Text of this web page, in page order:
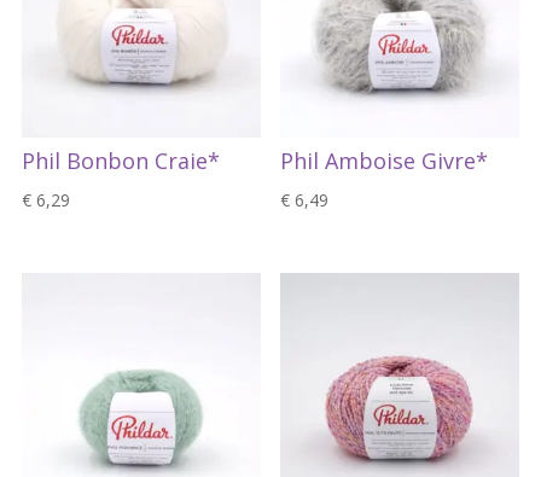
Phil Bonbon Craie*
€6,29
Phil Amboise Givre*
€ 6,49